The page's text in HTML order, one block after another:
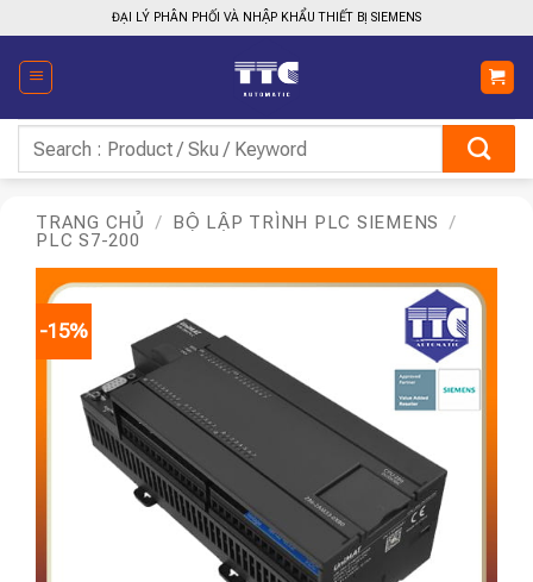
qua
nội
dung
ĐẠI LÝ PHÂN PHỐI VÀ NHẬP KHẨU THIẾT BỊ SIEMENS
kiếm:
TRANG CHỦ / BỘ LẬP TRÌNH PLC SIEMENS
/
PLC S7-200
-15%